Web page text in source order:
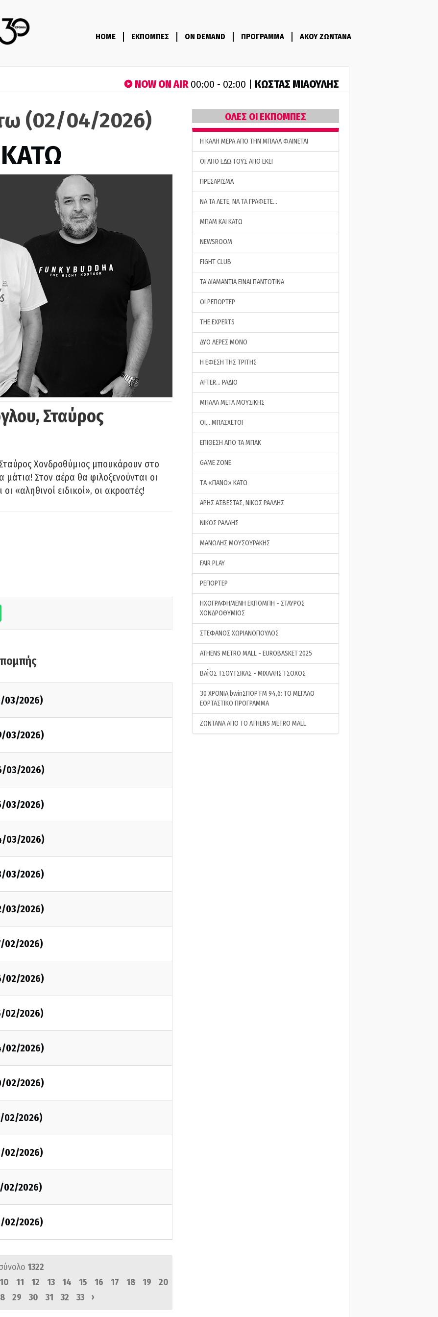
HOME ΕΚΠΟΜΠΕΣ ON DEMAND ΠΡΟΓΡΑΜΜΑ ΑΚΟΥ ΖΩΝΤΑΝΑ
NOW ON AIR00:00 - 02:00 | ΚΩΣΤΑΣ ΜΙΑΟΥΛΗΣ
(02/04/2026)
Σταύρος
Χονδροθύμιος μπουκάρουν στο
μάτια! Στον αέρα θα φιλοξενούνται οι
«αληθινοί ειδικοί», οι ακροατές!
03/2026)
03/2026)
03/2026)
03/2026)
03/2026)
03/2026)
03/2026)
02/2026)
02/2026)
02/2026)
02/2026)
02/2026)
02/2026)
02/2026)
02/2026)
02/2026)
1322
10 11 12 13 14 15 16 17 18 19
20
29 30 31 32 33 ›
ΟΛΕΣ ΟΙ ΕΚΠΟΜΠΕΣ
H ΚΑΛΗ ΜΕΡΑ ΑΠΟ ΤΗΝ ΜΠΑΛΑ ΦΑΙΝΕΤΑΙ
ΟΙ ΑΠΟ ΕΔΩ ΤΟΥΣ ΑΠΟ ΕΚΕΙ
ΠΡΕΣΑΡΙΣΜΑ
ΝΑ ΤΑ ΛΕΤΕ, ΝΑ ΤΑ ΓΡΑΦΕΤΕ…
ΜΠΑΜ ΚΑΙ ΚΑΤΩ
NEWSROOM
FIGHT CLUB
ΤΑ ΔΙΑΜΑΝΤΙΑ ΕΙΝΑΙ ΠΑΝΤΟΤΙΝΑ
ΟΙ ΡΕΠΟΡΤΕΡ
THE EXPERTS
ΔΥΟ ΛΕΡΕΣ ΜΟΝΟ
Η ΕΦΕΣΗ ΤΗΣ ΤΡΙΤΗΣ
AFTER… ΡΑΔΙΟ
ΜΠΑΛΑ ΜΕΤΑ ΜΟΥΣΙΚΗΣ
ΟΙ… ΜΠΑΣΧΕΤΟΙ
ΕΠΙΘΕΣΗ ΑΠΟ ΤΑ ΜΠΑΚ
GAME ZONE
ΤA «ΠΑΝΟ» ΚΑΤΩ
ΑΡΗΣ ΑΣΒΕΣΤΑΣ, ΝΙΚΟΣ ΡΑΛΛΗΣ
ΝΙΚΟΣ ΡΑΛΛΗΣ
ΜΑΝΩΛΗΣ ΜΟΥΣΟΥΡΑΚΗΣ
FAIR PLAY
ΡΕΠΟΡΤΕΡ
ΗΧΟΓΡΑΦΗΜΕΝΗ ΕΚΠΟΜΠΗ - ΣΤΑΥΡΟΣ
ΧΟΝΔΡΟΘΥΜΙΟΣ
ΣΤΕΦΑΝΟΣ ΧΩΡΙΑΝΟΠΟΥΛΟΣ
ATHENS METRO MALL - EUROBASKET 2025
ΒΑΪΟΣ ΤΣΟΥΤΣΙΚΑΣ - ΜΙΧΑΛΗΣ ΤΣΟΧΟΣ
30 ΧΡΟΝΙΑ bwinΣΠΟΡ FM 94,6: ΤΟ ΜΕΓΑΛΟ
ΕΟΡΤΑΣΤΙΚΟ ΠΡΟΓΡΑΜΜΑ
ΖΩΝΤΑΝΑ ΑΠΟ ΤΟ ATHENS METRO MALL